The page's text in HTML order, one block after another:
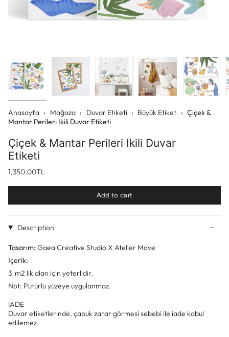
Anasayfa › Mağaza › Duvar Etiketi › Büyük Etiket › Çiçek &
Mantar Perileri Ikili Duvar Etiketi
Çiçek & Mantar Perileri Ikili Duvar
Etiketi
1,350.00TL
Add to cart
Description
Tasarım: Gaea Creative Studio X Atelier Mave
İçerik:
3 m2 lik alan için yeterlidir.
Not: Pütürlü yüzeye uygulanmaz.
İADE
Duvar etiketlerinde, çabuk zarar görmesi sebebi ile iade kabul
edilemez.